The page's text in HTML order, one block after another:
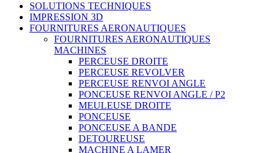
SOLUTIONS TECHNIQUES
IMPRESSION 3D
FOURNITURES AERONAUTIQUES
FOURNITURES AERONAUTIQUES
MACHINES
PERCEUSE DROITE
PERCEUSE REVOLVER
PERCEUSE RENVOI ANGLE
PONCEUSE RENVOI ANGLE / P2
MEULEUSE DROITE
PONCEUSE
PONCEUSE A BANDE
DETOUREUSE
MACHINE A LAMER